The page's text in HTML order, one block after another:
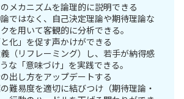
メカニズムを論理的に説明できる
論ではなく、自己決定理論や期待理論な
を用いて客観的に分析できる。
化」を促す声かけができる
（リフレーミング）し、若手が納得感
な「意味づけ」を実践できる。
出し方をアップデートする
難易度を適切に結びつけ（期待理論・